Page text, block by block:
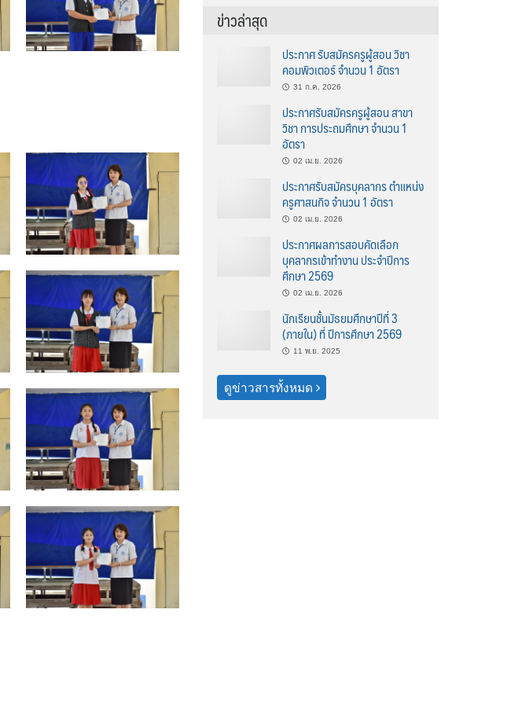
ข่าวล่าสุด
ประกาศ รับสมัครครูผู้สอน วิชา
คอมพิวเตอร์ จำนวน 1 อัตรา
31 ก.ค. 2026
ประกาศรับสมัครครูผู้สอน สาขา
วิชา การประถมศึกษา จำนวน 1
อัตรา
02 เม.ย. 2026
ประกาศรับสมัครบุคลากร ตำแหน่ง
ครูศาสนกิจ จำนวน 1 อัตรา
02 เม.ย. 2026
ประกาศผลการสอบคัดเลือก
บุคลากรเข้าทำงาน ประจำปีการ
ศึกษา 2569
02 เม.ย. 2026
นักเรียนชั้นมัธยมศึกษาปีที่ 3
(ภายใน) ที่ ปีการศึกษา 2569
11 พ.ย. 2025
ดูข่าวสารทั้งหมด